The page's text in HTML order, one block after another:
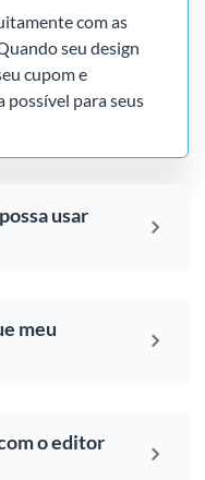
com as
seu design
cupom e
para seus
usar
meu
o editor